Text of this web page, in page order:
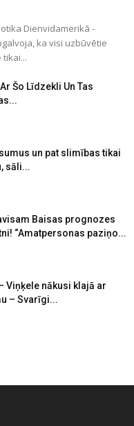
Dienvidamerikā -
ka visi uzbūvētie
Šo Līdzekli Un Tas
un pat slimības tikai
sāli...
Baisas prognozes
“Amatpersonas paziņo...
Viņķele nākusi klajā ar
– Svarīgi...